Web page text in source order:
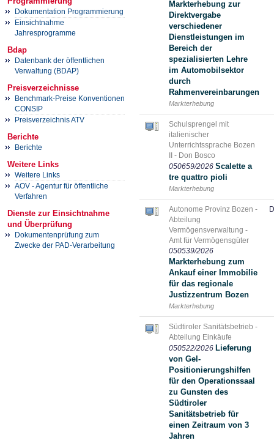
Dokumentation Programmierung
Einsichtnahme
Jahresprogramme
Bdap
Datenbank der öffentlichen
Verwaltung (BDAP)
Preisverzeichnisse
Benchmark-Preise Konventionen
CONSIP
Preisverzeichnis ATV
Berichte
Berichte
Weitere Links
Weitere Links
AOV - Agentur für öffentliche
Verfahren
Dienste zur Einsichtnahme
und Überprüfung
Dokumentenprüfung zum
Zwecke der PAD-Verarbeitung
Markterhebung zur
Direktvergabe
verschiedener
Dienstleistungen im
Bereich der
spezialisierten Lehre
im Automobilsektor
durch
Rahmenvereinbarungen
Markterhebung
Schulsprengel mit
italienischer
Unterrichtssprache Bozen
II - Don Bosco
050659/2026 Scalette a
tre quattro pioli
Markterhebung
Autonome Provinz Bozen -
Abteilung
Vermögensverwaltung -
Amt für Vermögensgüter
050539/2026
Markterhebung zum
Ankauf einer Immobilie
für das regionale
Justizzentrum Bozen
Markterhebung
Südtiroler Sanitätsbetrieb -
Abteilung Einkäufe
050522/2026 Lieferung
von Gel-
Positionierungshilfen
für den Operationssaal
zu Gunsten des
Südtiroler
Sanitätsbetrieb für
einen Zeitraum von 3
Jahren